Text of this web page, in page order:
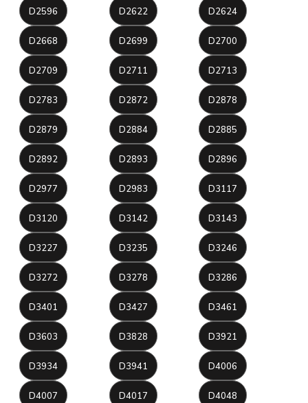
D2596 D2622 D2624
D2668 D2699 D2700
D2709 D2711 D2713
D2783 D2872 D2878
D2879 D2884 D2885
D2892 D2893 D2896
D2977 D2983 D3117
D3120 D3142 D3143
D3227 D3235 D3246
D3272 D3278 D3286
D3401 D3427 D3461
D3603 D3828 D3921
D3934 D3941 D4006
D4007 D4017 D4048